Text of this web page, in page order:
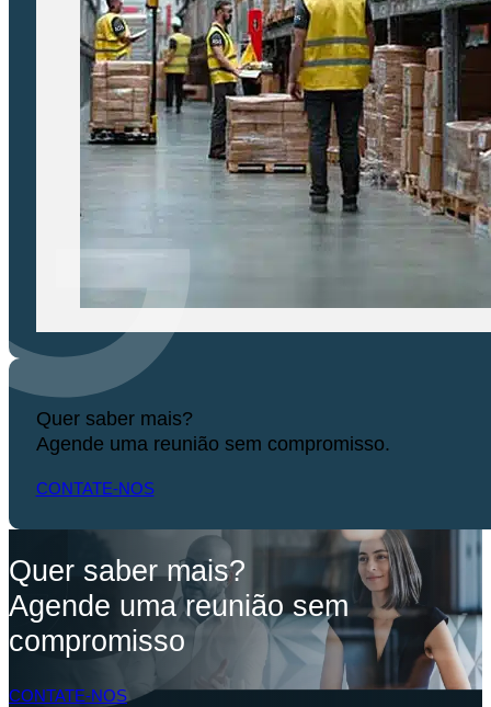
Quer saber mais?
Agende uma reunião sem compromisso.
CONTATE-NOS
Quer saber mais?
Agende uma reunião sem
compromisso
CONTATE-NOS